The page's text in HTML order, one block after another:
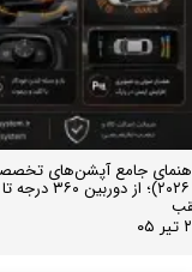
و ۲۰۲۶)؛